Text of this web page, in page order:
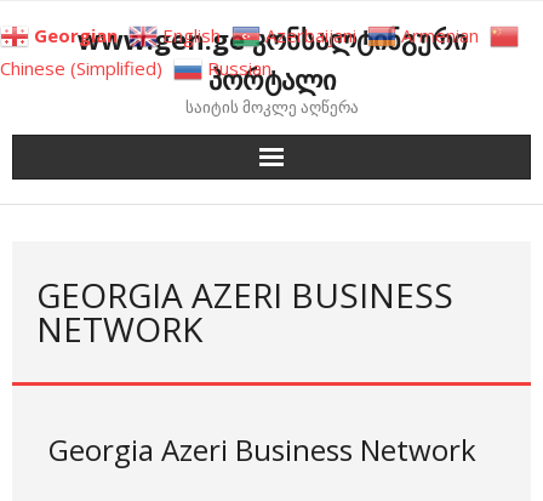
to
content
www.gen.ge კონსალტინგური
პორტალი
საიტის მოკლე აღწერა
GEORGIA AZERI BUSINESS
NETWORK
Georgia Azeri Business Network
Georgian English Azerbaijani
Armenian
Chinese (Simplified)
Russian